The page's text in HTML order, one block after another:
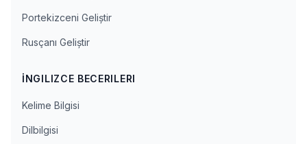
Portekizceni Geliştir
Rusçanı Geliştir
İNGILIZCE BECERILERI
Kelime Bilgisi
Dilbilgisi